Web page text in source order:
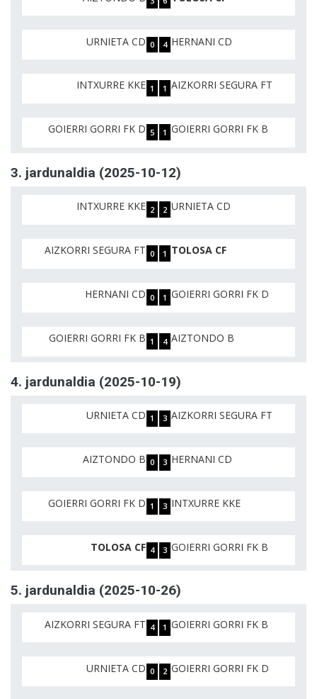
URNIETA CD 0 4 HERNANI CD
INTXURRE KKE 1 1 AIZKORRI SEGURA FT
GOIERRI GORRI FK D 5 1 GOIERRI GORRI FK B
3. jardunaldia (2025-10-12)
INTXURRE KKE 2 2 URNIETA CD
AIZKORRI SEGURA FT 0 1 TOLOSA CF
HERNANI CD 0 1 GOIERRI GORRI FK D
GOIERRI GORRI FK B 1 4 AIZTONDO B
4. jardunaldia (2025-10-19)
URNIETA CD 1 3 AIZKORRI SEGURA FT
AIZTONDO B 0 3 HERNANI CD
GOIERRI GORRI FK D 1 3 INTXURRE KKE
TOLOSA CF 4 3 GOIERRI GORRI FK B
5. jardunaldia (2025-10-26)
AIZKORRI SEGURA FT 4 1 GOIERRI GORRI FK B
URNIETA CD 0 2 GOIERRI GORRI FK D